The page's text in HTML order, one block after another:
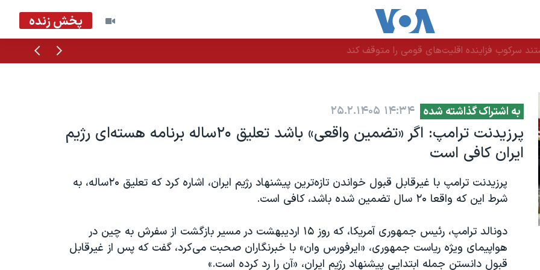
پخش زنده
قبلی سرکوب فزاینده اقلیت‌های قومی را متوقف کند
به اشتراک گذاشته شده ۱۴:۳۴ ۲۵.۲.۱۴۰۵
پرزیدنت ترامپ: اگر «تضمین واقعی» باشد تعلیق ۲۰ساله برنامه هسته‌ای رژیم
ایران کافی است
پرزیدنت ترامپ با غیرقابل قبول خواندن تازه‌ترین پیشنهاد رژیم ایران، اشاره کرد که تعلیق ۲۰ساله، به
شرط این که واقعا ۲۰ سال تضمین شده باشد، کافی است.
دونالد ترامپ، رئیس جمهوری آمریکا، که روز ۱۵ اردیبهشت در مسیر بازگشت از سفرش به چین در
هواپیمای ویژه ریاست جمهوری، «ایرفورس وان» با خبرنگاران صحبت می‌کرد، گفت که پس از غیرقابل
قبول دانستن جمله ابتدایی پیشنهاد رژیم ایران، «آن را رد کرده است.»